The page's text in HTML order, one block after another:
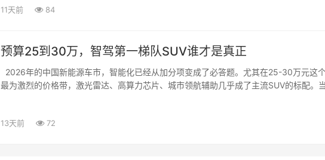
11天前 84
预算25到30万，智驾第一梯队SUV谁才是真正
2026年的中国新能源车市，智能化已经从加分项变成了必答题。尤其在25-30万元这
最为激烈的价格带，激光雷达、高算力芯片、城市领航辅助几乎成了主流SUV的标配。
13天前 72